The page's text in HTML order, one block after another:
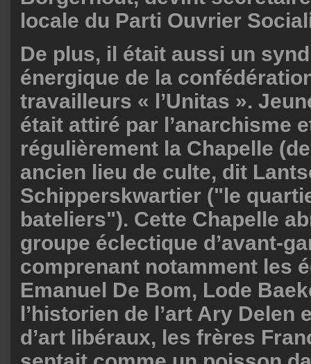
locale du Parti Ouvrier
De plus, il était aussi un
énergique de la
travailleurs « l’Unitas ».
était attiré par l’anarchisme
régulièrement la Chapelle
ancien lieu de culte, dit
Schipperskwartier ("le
bateliers"). Cette Chapelle
groupe éclectique d’avant-
comprenant notamment les
Emanuel De Bom, Lode
l’historien de l’art Ary Delen
d’art libéraux, les frères